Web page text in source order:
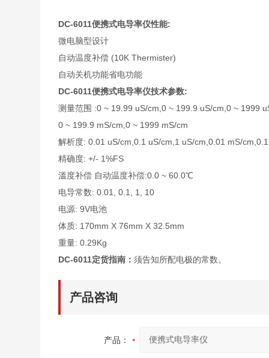
DC-6011便携式电导率仪性能:
微电脑型设计
自动温度补偿 (10K Thermister)
自动关机功能省电功能
DC-6011便携式电导率仪技术参数:
测量范围 :0 ~ 19.99 uS/cm,0 ~ 199.9 uS/cm,0 ~ 1999
0 ~ 199.9 mS/cm,0 ~ 1999 mS/cm
解析度: 0.01 uS/cm,0.1 uS/cm,1 uS/cm,0.01 mS/
精确度: +/- 1%FS
溫度补偿 自动温度补偿:0.0 ~ 60.0℃
电导常数: 0.01, 0.1, 1, 10
电源: 9V电池
体质: 170mm X 76mm X 32.5mm
重量: 0.29Kg
DC-6011定货指南：须告知所配电极的常数。
产品咨询
产品：